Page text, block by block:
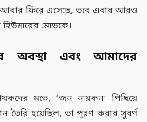
আবার ফিরে এসেছে, তবে এবার আরও
মোড়কে।
অবস্থা এবং আমাদের
মতে, ‘জন নায়কন’ পিছিয়ে
তৈরি হয়েছিল, তা পূরণ করার সুবর্ণ